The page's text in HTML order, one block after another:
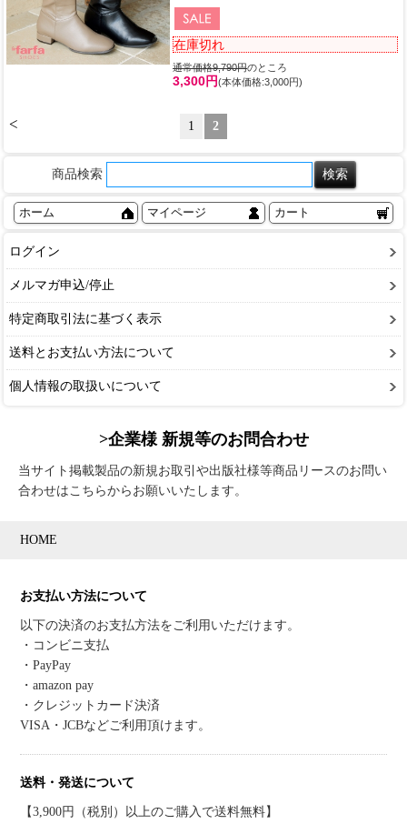
在庫切れ
通常価格9,790円のところ
3,300円(本体価格:3,000円)
< 1 2
商品検索
ホーム マイページ カート
ログイン
メルマガ申込/停止
特定商取引法に基づく表示
送料とお支払い方法について
個人情報の取扱いについて
>企業様 新規等のお問合わせ
当サイト掲載製品の新規お取引や出版社様等商品リースのお問い
合わせはこちらからお願いいたします。
HOME
お支払い方法について
以下の決済のお支払方法をご利用いただけます。
・コンビニ支払
・PayPay
・amazon pay
・クレジットカード決済
VISA・JCBなどご利用頂けます。
送料・発送について
【3,900円（税別）以上のご購入で送料無料】